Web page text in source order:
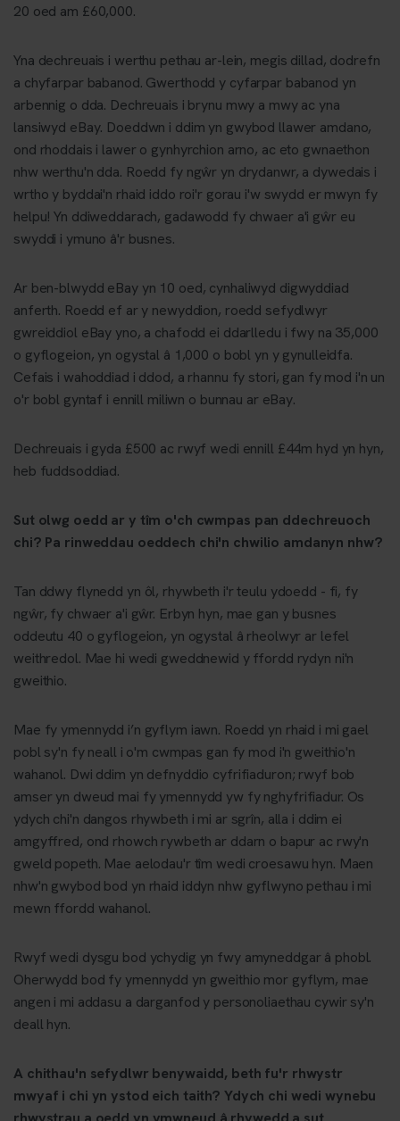
20 oed am £60,000.
Yna dechreuais i werthu pethau ar-lein, megis dillad, dodrefn
a chyfarpar babanod. Gwerthodd y cyfarpar babanod yn
arbennig o dda. Dechreuais i brynu mwy a mwy ac yna
lansiwyd eBay. Doeddwn i ddim yn gwybod llawer amdano,
ond rhoddais i lawer o gynhyrchion arno, ac eto gwnaethon
nhw werthu'n dda. Roedd fy ngŵr yn drydanwr, a dywedais i
wrtho y byddai'n rhaid iddo roi'r gorau i'w swydd er mwyn fy
helpu! Yn ddiweddarach, gadawodd fy chwaer a'i gŵr eu
swyddi i ymuno â'r busnes.
Ar ben-blwydd eBay yn 10 oed, cynhaliwyd digwyddiad
anferth. Roedd ef ar y newyddion, roedd sefydlwyr
gwreiddiol eBay yno, a chafodd ei ddarlledu i fwy na 35,000
o gyflogeion, yn ogystal â 1,000 o bobl yn y gynulleidfa.
Cefais i wahoddiad i ddod, a rhannu fy stori, gan fy mod i'n un
o'r bobl gyntaf i ennill miliwn o bunnau ar eBay.
Dechreuais i gyda £500 ac rwyf wedi ennill £44m hyd yn hyn,
heb fuddsoddiad.
Sut olwg oedd ar y tîm o'ch cwmpas pan ddechreuoch
chi? Pa rinweddau oeddech chi'n chwilio amdanyn nhw?
Tan ddwy flynedd yn ôl, rhywbeth i'r teulu ydoedd - fi, fy
ngŵr, fy chwaer a'i gŵr. Erbyn hyn, mae gan y busnes
oddeutu 40 o gyflogeion, yn ogystal â rheolwyr ar lefel
weithredol. Mae hi wedi gweddnewid y ffordd rydyn ni'n
gweithio.
Mae fy ymennydd i’n gyflym iawn. Roedd yn rhaid i mi gael
pobl sy'n fy neall i o'm cwmpas gan fy mod i'n gweithio'n
wahanol. Dwi ddim yn defnyddio cyfrifiaduron; rwyf bob
amser yn dweud mai fy ymennydd yw fy nghyfrifiadur. Os
ydych chi'n dangos rhywbeth i mi ar sgrîn, alla i ddim ei
amgyffred, ond rhowch rywbeth ar ddarn o bapur ac rwy'n
gweld popeth. Mae aelodau'r tîm wedi croesawu hyn. Maen
nhw'n gwybod bod yn rhaid iddyn nhw gyflwyno pethau i mi
mewn ffordd wahanol.
Rwyf wedi dysgu bod ychydig yn fwy amyneddgar â phobl.
Oherwydd bod fy ymennydd yn gweithio mor gyflym, mae
angen i mi addasu a darganfod y personoliaethau cywir sy'n
deall hyn.
A chithau'n sefydlwr benywaidd, beth fu'r rhwystr
mwyaf i chi yn ystod eich taith? Ydych chi wedi wynebu